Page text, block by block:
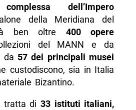
dell’Impero
della Meridiana del
ben oltre 400 opere
del MANN e da
da 57 dei principali musei
custodiscono, sia in Italia
Bizantino.
tratta di 33 istituti italiani,